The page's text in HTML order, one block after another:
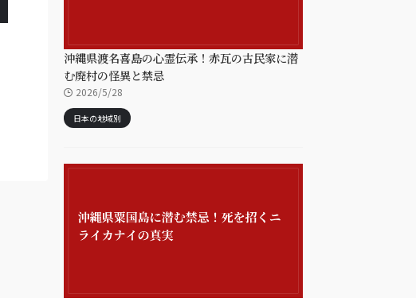
沖縄県渡名喜島の心霊伝承！赤瓦の古民家に潜
む廃村の怪異と禁忌
2026/5/28
日本の地域別